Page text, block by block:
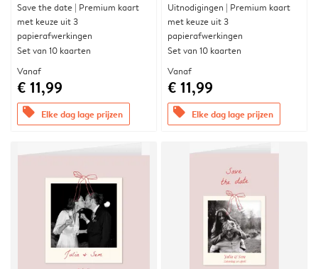
Save the date | Premium kaart
met keuze uit 3
papierafwerkingen
Set van 10 kaarten
Vanaf
€ 11,99
offers Elke dag lage prijzen
Uitnodigingen | Premium kaart
met keuze uit 3
papierafwerkingen
Set van 10 kaarten
Vanaf
€ 11,99
offers Elke dag lage prijzen